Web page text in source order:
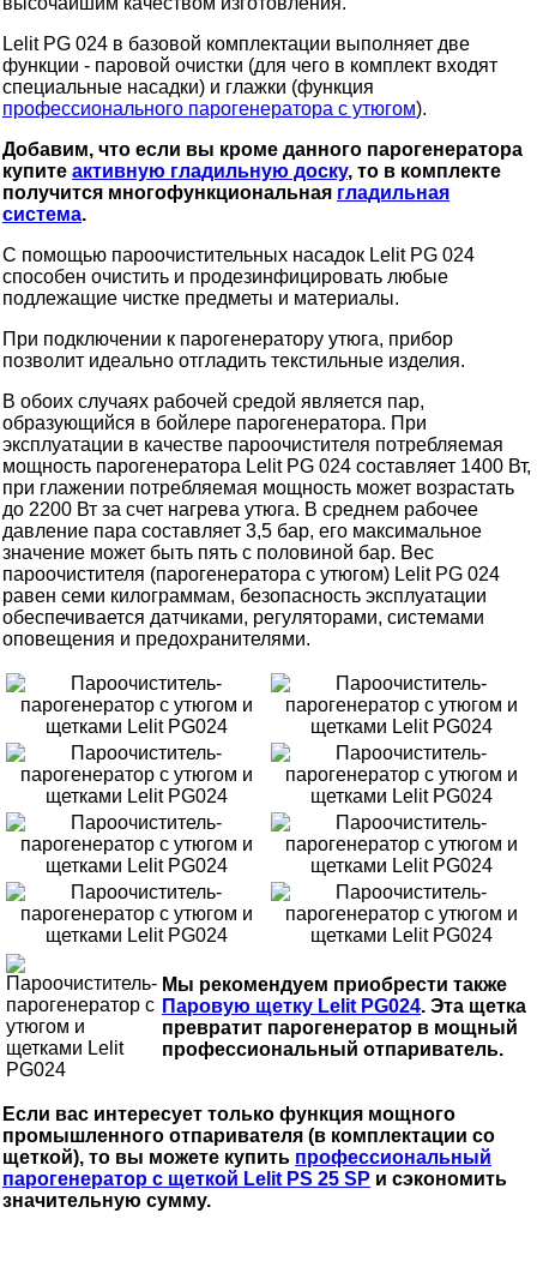
Lelit PG 024 в базовой комплектации выполняет две
функции - паровой очистки (для чего в комплект входят
специальные насадки) и глажки (функция
профессионального парогенератора с утюгом).
Добавим, что если вы кроме данного парогенератора
купите активную гладильную доску, то в комплекте
получится многофункциональная гладильная
система.
С помощью пароочистительных насадок Lelit PG 024
способен очистить и продезинфицировать любые
подлежащие чистке предметы и материалы.
При подключении к парогенератору утюга, прибор
позволит идеально отгладить текстильные изделия.
В обоих случаях рабочей средой является пар,
образующийся в бойлере парогенератора. При
эксплуатации в качестве пароочистителя потребляемая
мощность парогенератора Lelit PG 024 составляет 1400 Вт,
при глажении потребляемая мощность может возрастать
до 2200 Вт за счет нагрева утюга. В среднем рабочее
давление пара составляет 3,5 бар, его максимальное
значение может быть пять с половиной бар. Вес
пароочистителя (парогенератора с утюгом) Lelit PG 024
равен семи килограммам, безопасность эксплуатации
обеспечивается датчиками, регуляторами, системами
оповещения и предохранителями.
Мы рекомендуем приобрести также
Паровую щетку Lelit PG024. Эта щетка
превратит парогенератор в мощный
профессиональный отпариватель.
Если вас интересует только функция мощного
промышленного отпаривателя (в комплектации со
щеткой), то вы можете купить профессиональный
парогенератор с щеткой Lelit PS 25 SP и сэкономить
значительную сумму.